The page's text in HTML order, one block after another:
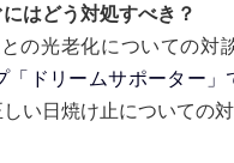
はどう対処すべき？
の光老化についての対
「ドリームサポーター」
い日焼け止についての